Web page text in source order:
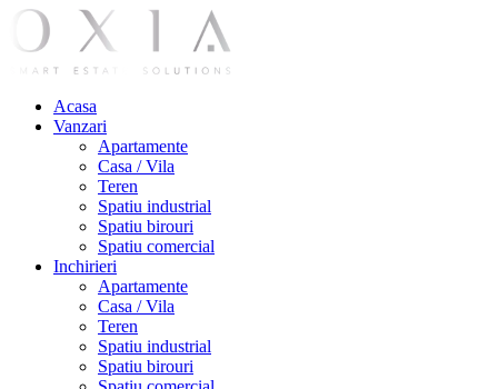
Acasa
Vanzari
Apartamente
Casa / Vila
Teren
Spatiu industrial
Spatiu birouri
Spatiu comercial
Inchirieri
Apartamente
Casa / Vila
Teren
Spatiu industrial
Spatiu birouri